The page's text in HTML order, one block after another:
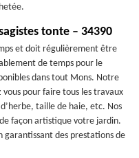
tonte – 34390
et doit régulièrement être
de temps pour le
dans tout Mons. Notre
pour faire tous les travaux
taille de haie, etc. Nos
façon artistique votre jardin.
garantissant des prestations de